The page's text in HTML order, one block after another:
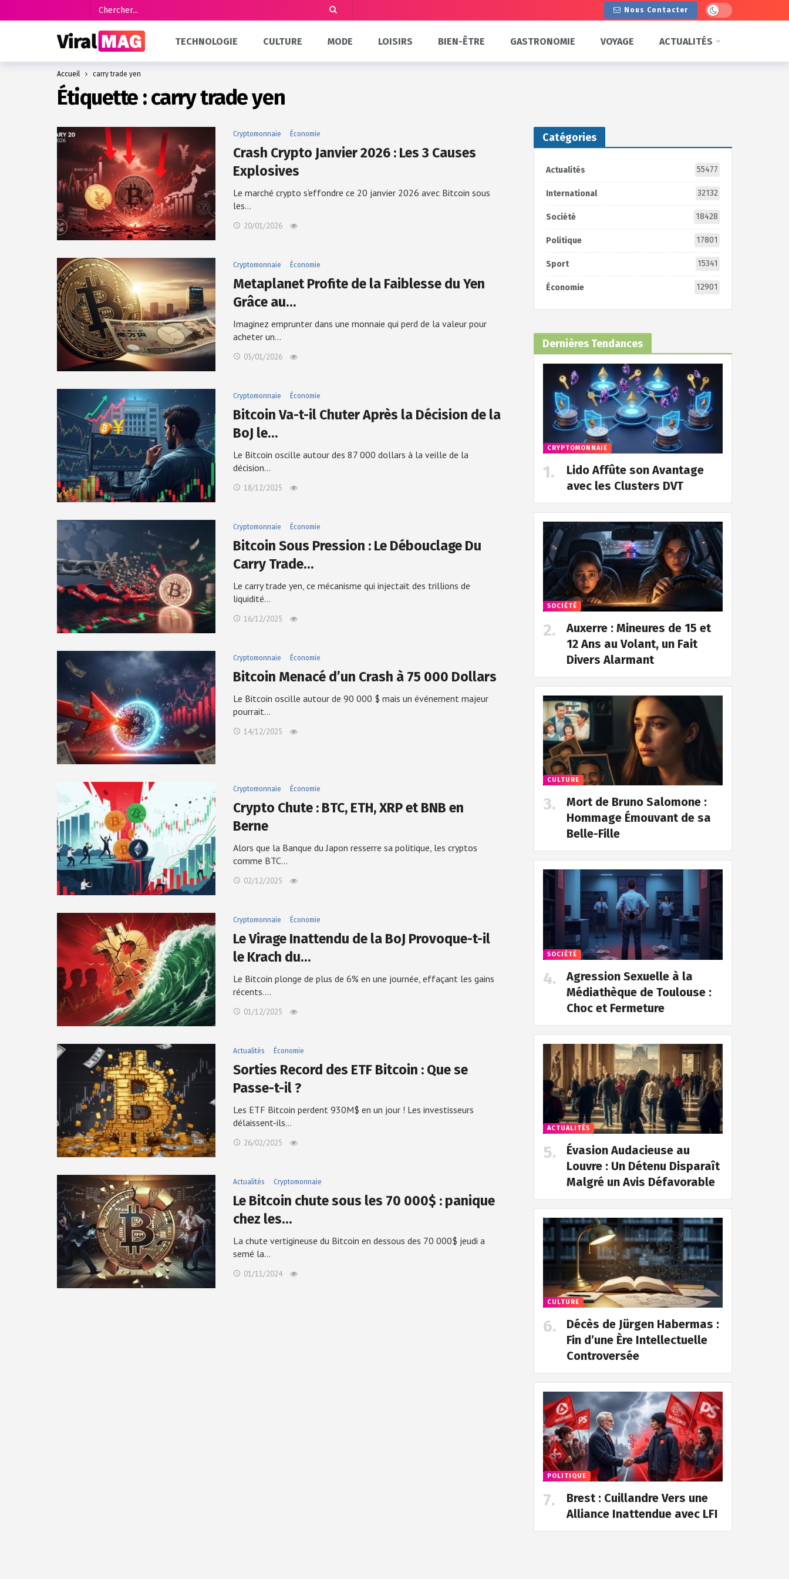
Nous Contacter Dark mode
TECHNOLOGIE CULTURE MODE LOISIRS BIEN-ÊTRE GASTRONOMIE VOYAGE ACTUALITÉS
Accueil carry trade yen
Étiquette :carry trade yen
Cryptomonnaie Économie
Crash Crypto Janvier 2026 : Les 3 Causes
Explosives
Le marché crypto s'effondre ce 20 janvier 2026 avec Bitcoin sous
les…
20/01/2026
Cryptomonnaie Économie
Metaplanet Profite de la Faiblesse du Yen
Grâce au…
Imaginez emprunter dans une monnaie qui perd de la valeur pour
acheter un…
05/01/2026
Cryptomonnaie Économie
Bitcoin Va-t-il Chuter Après la Décision de la
BoJ le…
Le Bitcoin oscille autour des 87 000 dollars à la veille de la
décision…
18/12/2025
Cryptomonnaie Économie
Bitcoin Sous Pression : Le Débouclage Du
Carry Trade…
Le carry trade yen, ce mécanisme qui injectait des trillions de
liquidité…
16/12/2025
Cryptomonnaie Économie
Bitcoin Menacé d’un Crash à 75 000 Dollars
Le Bitcoin oscille autour de 90 000 $ mais un événement majeur
pourrait…
14/12/2025
Cryptomonnaie Économie
Crypto Chute : BTC, ETH, XRP et BNB en
Berne
Alors que la Banque du Japon resserre sa politique, les cryptos
comme BTC…
02/12/2025
Cryptomonnaie Économie
Le Virage Inattendu de la BoJ Provoque-t-il
le Krach du…
Le Bitcoin plonge de plus de 6% en une journée, effaçant les gains
récents.…
01/12/2025
Actualités Économie
Sorties Record des ETF Bitcoin : Que se
Passe-t-il ?
Les ETF Bitcoin perdent 930M$ en un jour ! Les investisseurs
délaissent-ils…
26/02/2025
Actualités Cryptomonnaie
Le Bitcoin chute sous les 70 000$ : panique
chez les…
La chute vertigineuse du Bitcoin en dessous des 70 000$ jeudi a
semé la…
01/11/2024
Catégories
Actualités 55477
International 32132
Société 18428
Politique 17801
Sport 15341
Économie 12901
Dernières Tendances
CRYPTOMONNAIE
Lido Affûte son Avantage
avec les Clusters DVT
SOCIÉTÉ
Auxerre : Mineures de 15 et
12 Ans au Volant, un Fait
Divers Alarmant
CULTURE
Mort de Bruno Salomone :
Hommage Émouvant de sa
Belle-Fille
SOCIÉTÉ
Agression Sexuelle à la
Médiathèque de Toulouse :
Choc et Fermeture
ACTUALITÉS
Évasion Audacieuse au
Louvre : Un Détenu Disparaît
Malgré un Avis Défavorable
CULTURE
Décès de Jürgen Habermas :
Fin d’une Ère Intellectuelle
Controversée
POLITIQUE
Brest : Cuillandre Vers une
Alliance Inattendue avec LFI